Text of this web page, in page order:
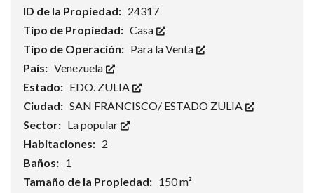
ID de la Propiedad: 24317
Tipo de Propiedad: Casa
Tipo de Operación: Para la Venta
País: Venezuela
Estado: EDO. ZULIA
Ciudad: SAN FRANCISCO/ ESTADO ZULIA
Sector: La popular
Habitaciones: 2
Baños: 1
Tamaño de la Propiedad: 150 m²